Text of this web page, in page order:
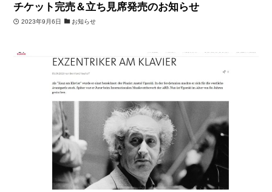
チケット完売＆立ち見席発売のお知らせ
2023年9月6日 お知らせ